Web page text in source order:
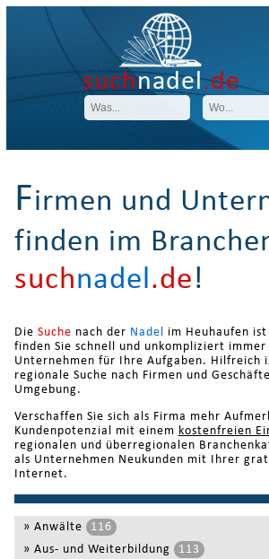
suchnadel.de
Firmen und
finden im
suchnadel.de!
Die Suche nach der Nadel im Heuhaufen
finden Sie schnell und unkompliziert
Unternehmen für Ihre Aufgaben. Hilfreich
regionale Suche nach Firmen und
Umgebung.
Verschaffen Sie sich als Firma mehr
Kundenpotenzial mit einem kostenfreien
regionalen und überregionalen
als Unternehmen Neukunden mit Ihrer
Internet.
» Anwälte
116
» Aus- und Weiterbildung
113